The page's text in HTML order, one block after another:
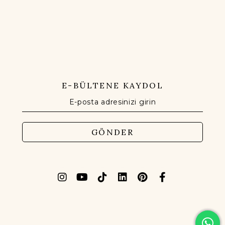
E-BÜLTENE KAYDOL
GÖNDER